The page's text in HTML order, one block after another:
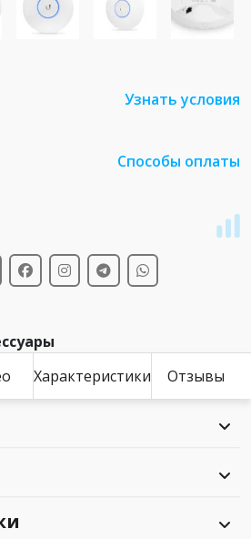
Узнать условия
Способы оплаты
Характеристики Отзывы